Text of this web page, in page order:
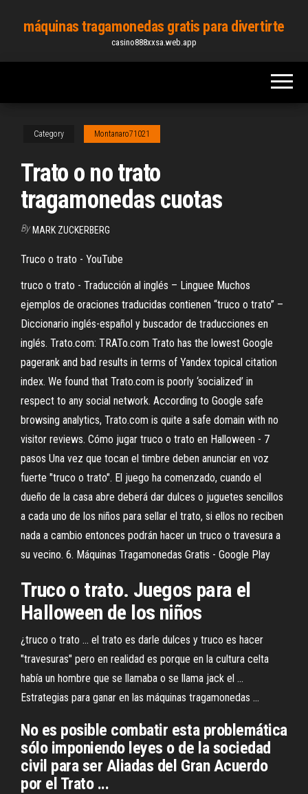
content
máquinas tragamonedas gratis para divertirte
casino888xxsa.web.app
Category Montanaro71021
Trato o no trato
tragamonedas cuotas
By MARK ZUCKERBERG
Truco o trato - YouTube
truco o trato - Traducción al inglés – Linguee Muchos
ejemplos de oraciones traducidas contienen “truco o trato” –
Diccionario inglés-español y buscador de traducciones en
inglés. Trato.com: TRATo.com Trato has the lowest Google
pagerank and bad results in terms of Yandex topical citation
index. We found that Trato.com is poorly ‘socialized’ in
respect to any social network. According to Google safe
browsing analytics, Trato.com is quite a safe domain with no
visitor reviews. Cómo jugar truco o trato en Halloween - 7
pasos Una vez que tocan el timbre deben anunciar en voz
fuerte "truco o trato". El juego ha comenzado, cuando el
dueño de la casa abre deberá dar dulces o juguetes sencillos
a cada uno de los niños para sellar el trato, si ellos no reciben
nada a cambio entonces podrán hacer un truco o travesura a
su vecino. 6. Máquinas Tragamonedas Gratis - Google Play
Truco o trato. Juegos para el
Halloween de los niños
¿truco o trato ... el trato es darle dulces y truco es hacer
"travesuras" pero en realidad es porque en la cultura celta
había un hombre que se llamaba o se llama jack el ...
Estrategias para ganar en las máquinas tragamonedas ...
No es posible combatir esta problemática
sólo imponiendo leyes o de la sociedad
civil para ser Aliadas del Gran Acuerdo
por el Trato ...